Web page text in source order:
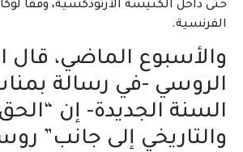
حتى داخل الكنيسة الأرثوذكسية، وفقا
الفرنسية.
والأسبوع الماضي، قال
الروسي -في رسالة
السنة الجديدة- إن “الحق
والتاريخي إلى جانب”